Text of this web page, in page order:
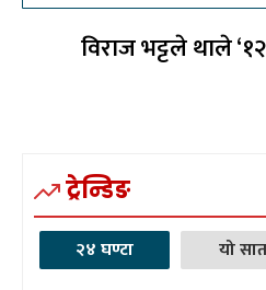
विराज भट्टले थाले
ट्रेन्डिङ
२४ घण्टा यो